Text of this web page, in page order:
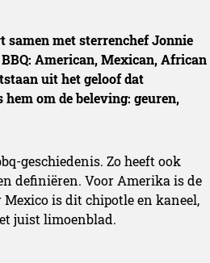
samen met sterrenchef Jonnie
American, Mexican, African
uit het geloof dat
om de beleving: geuren,
geschiedenis. Zo heeft ook
definiëren. Voor Amerika is de
is dit chipotle en kaneel,
juist limoenblad.